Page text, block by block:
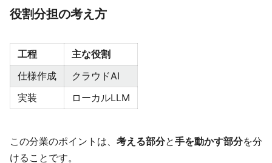
役割分担の考え方
工程
主な役割
仕様作成
クラウドAI
実装
ローカルLLM
この分業のポイントは、 考える部分と手を動かす部分を分
けることです。